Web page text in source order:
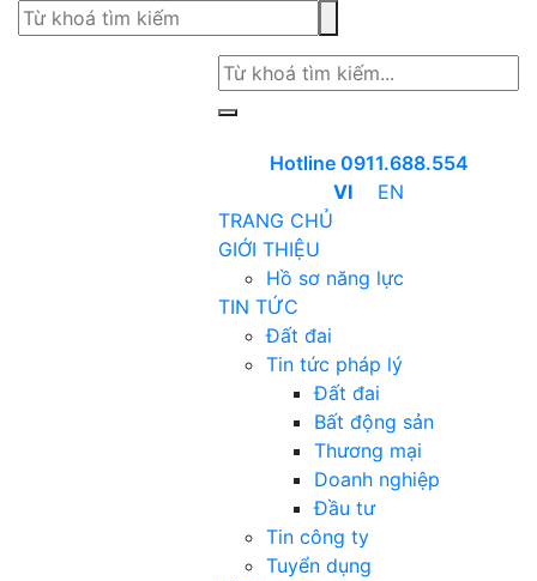
Hotline 0911.688.554
VI
EN
TRANG CHỦ
GIỚI THIỆU
Hồ sơ năng lực
TIN TỨC
Đất đai
Tin tức pháp lý
Đất đai
Bất động sản
Thương mại
Doanh nghiệp
Đầu tư
Tin công ty
Tuyển dụng